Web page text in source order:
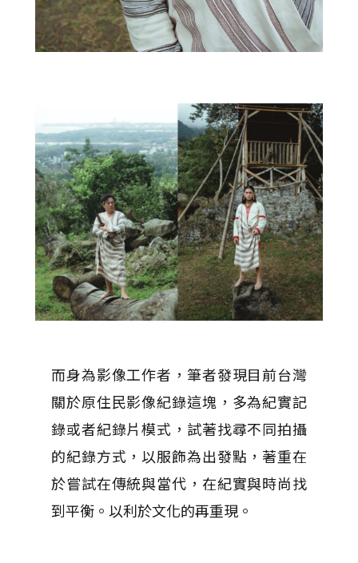
而身為影像工作者，筆者發現目前台灣
關於原住⺠影像紀錄這塊，多為紀實記
錄或者紀錄片模式，試著找尋不同拍攝
的紀錄方式，以服飾為出發點，著重在
於嘗試在傳統與當代，在紀實與時尚找
到平衡。以利於文化的再重現。